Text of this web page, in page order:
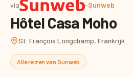
via -Sunweb
Hôtel Casa Moho
St. François Longchamp, Frankrijk
Alle reizen van Sunweb